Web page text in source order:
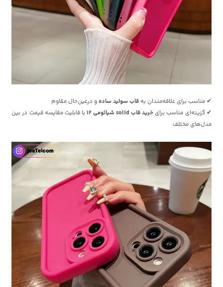
✔ مناسب برای علاقه‌مندان بهقاب سولید سادهو درعین‌حال مقاوم
✔ گزینه‌ای مناسب برای خرید قاب solid شیائومی 12
با قابلیت مقایسه قیمت در بین
مدل‌های مختلف